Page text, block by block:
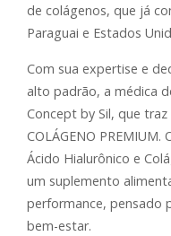
de colágenos, que já
Paraguai e Estados
Com sua expertise e
alto padrão, a médica
Concept by Sil, que
COLÁGENO
Ácido Hialurônico e
um suplemento
performance, pensado
bem-estar.